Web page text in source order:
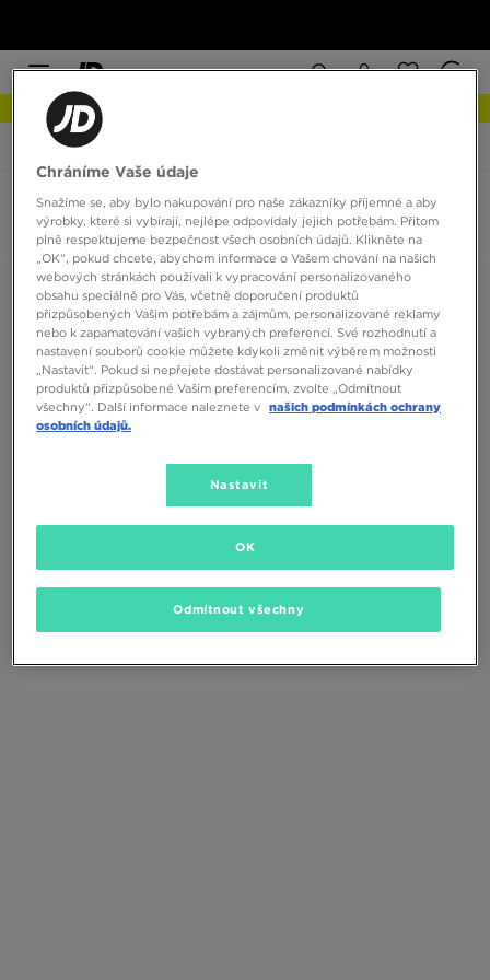
JD Sports Hoka Kawana 2
Hoka Kawana 2
0 produktů
Seřadit:Doporučené Filtrovat
Žádné produkty k zobrazení
Změňte kritéria vyhledávání nebo
odstraňte vybrané filtry
Chráníme Vaše údaje
Snažíme se, aby bylo nakupování pro naše zákazníky příjemné a aby
výrobky, které si vybírají, nejlépe odpovídaly jejich potřebám. Přitom
plně respektujeme bezpečnost všech osobních údajů. Klikněte na
„OK“, pokud chcete, abychom informace o Vašem chování na našich
webových stránkách používali k vypracování personalizovaného
obsahu speciálně pro Vás, včetně doporučení produktů
přizpůsobených Vašim potřebám a zájmům, personalizované reklamy
nebo k zapamatování vašich vybraných preferencí. Své rozhodnutí a
nastavení souborů cookie můžete kdykoli změnit výběrem možnosti
„Nastavit“. Pokud si nepřejete dostávat personalizované nabídky
produktů přizpůsobené Vašim preferencím, zvolte „Odmítnout
všechny“. Další informace naleznete v našich podmínkách ochrany
osobních údajů.
Nastavit
Odmítnout všechny
OK